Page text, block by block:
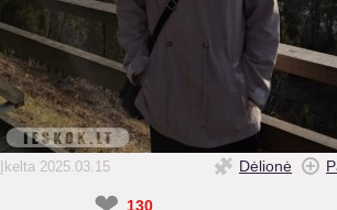
Įkelta 2025.03.15 Dėlionė
130